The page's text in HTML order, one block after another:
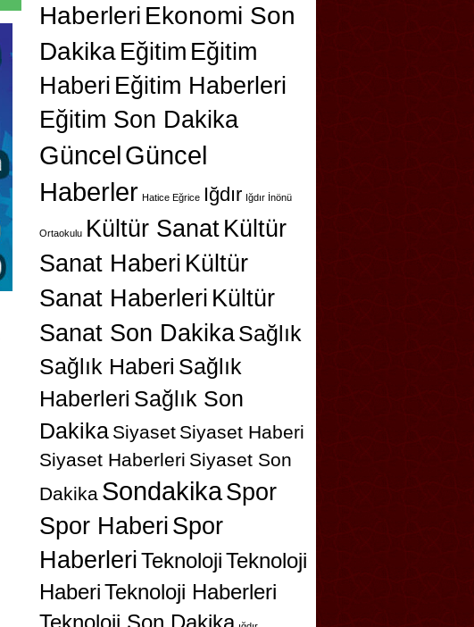
Haberleri Ekonomi Son
Dakika Eğitim Eğitim
Haberi Eğitim Haberleri
Eğitim Son Dakika
GüncelGüncel
Haberler Hatice Eğrice Iğdır Iğdır İnönü
Ortaokulu Kültür SanatKültür
Sanat Haberi Kültür
Sanat Haberleri Kültür
Sanat Son DakikaSağlık
Sağlık Haberi Sağlık
Haberleri Sağlık Son
Dakika Siyaset Siyaset Haberi
Siyaset Haberleri Siyaset Son
Dakika SondakikaSpor
Spor Haberi Spor
HaberleriTeknolojiTeknoloji
HaberiTeknoloji Haberleri
Teknoloji Son Dakika